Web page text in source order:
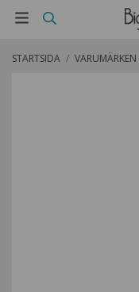
STARTSIDA / VARUMÄRKEN